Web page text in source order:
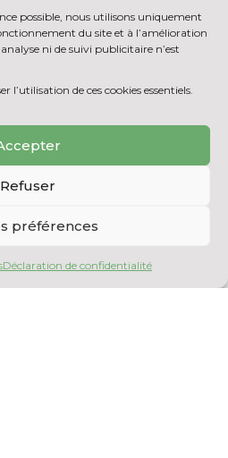
possible, nous utilisons uniquement
du site et à l’amélioration
ni de suivi publicitaire n’est
l’utilisation de ces cookies essentiels.
Refuser
préférences
Déclaration de confidentialité
année;
d’enseignant/chercheur;
000 $.